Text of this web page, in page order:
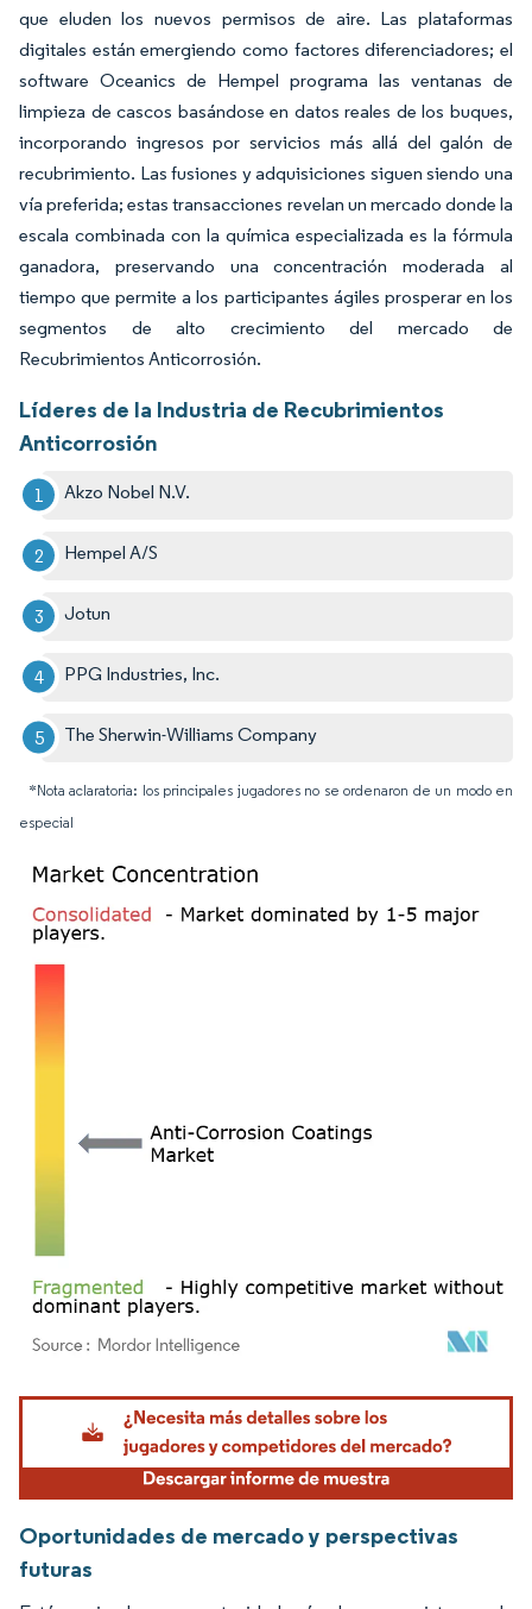
que eluden los nuevos permisos de aire. Las plataformas
digitales están emergiendo como factores diferenciadores; el
software Oceanics de Hempel programa las ventanas de
limpieza de cascos basándose en datos reales de los buques,
incorporando ingresos por servicios más allá del galón de
recubrimiento. Las fusiones y adquisiciones siguen siendo una
vía preferida; estas transacciones revelan un mercado donde la
escala combinada con la química especializada es la fórmula
ganadora, preservando una concentración moderada al
tiempo que permite a los participantes ágiles prosperar en los
segmentos de alto crecimiento del mercado de
Recubrimientos Anticorrosión.
Líderes de la Industria de Recubrimientos
Anticorrosión
Akzo Nobel N.V.
Hempel A/S
Jotun
PPG Industries, Inc.
The Sherwin-Williams Company
*Nota aclaratoria: los principales jugadores no se ordenaron de un modo en
especial
Imagen © Mordor Intelligence. El uso requiere atribución según CC BY 4.0.
Oportunidades de mercado y perspectivas
futuras